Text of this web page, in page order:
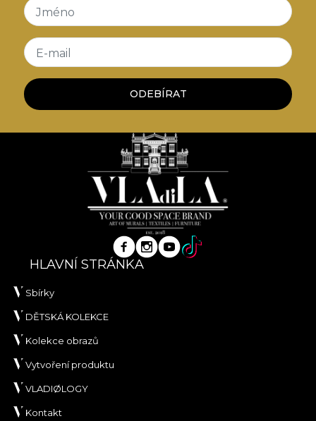
Jméno
E-mail
ODEBÍRAT
HLAVNÍ STRÁNKA
Sbírky
DĚTSKÁ KOLEKCE
Kolekce obrazů
Vytvoření produktu
VLADIØLOGY
Kontakt